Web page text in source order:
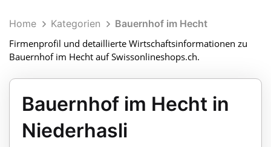
Home Kategorien
Bauernhof im Hecht
Firmenprofil und detaillierte Wirtschaftsinformationen zu
Bauernhof im Hecht auf Swissonlineshops.ch.
Bauernhof im Hecht in
Niederhasli